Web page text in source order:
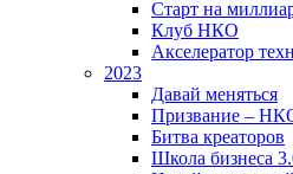
Старт на
Клуб НКО
Акселератор
2023
Давай меняться
Призвание –
Битва креаторов
Школа бизнеса